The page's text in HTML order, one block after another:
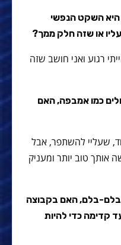
השקט הנפשי
או שזה חלק ממך?
רגוע ואני חושב שזה
כמו אמבפה, האם
שעליי להשתפר, אבל
טוב יותר ומעניק
בלם-בלם, האם בקבוצה
קדימה כדי להיות